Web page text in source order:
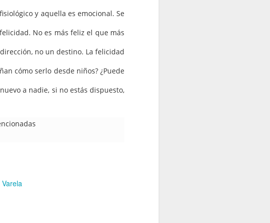
y aquella es emocional. Se
No es más feliz el que más
no un destino. La felicidad
cómo serlo desde niños? ¿Puede
a nadie, si no estás dispuesto,